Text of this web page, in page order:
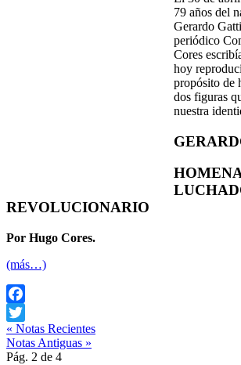
79 años del
Gerardo
periódico
Cores
hoy
propósito de
dos figuras
nuestra
REVOLUCIONARIO
Por Hugo Cores.
(más…)
Facebook
Twitter
« Notas Recientes
Notas Antiguas »
Pág. 2 de 4